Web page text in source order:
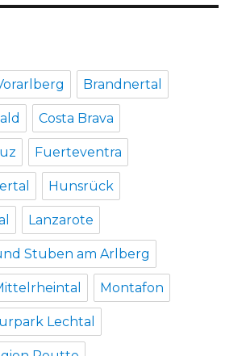
Brandnertal
Costa Brava
Fuerteventra
Hunsrück
Lanzarote
Stuben am Arlberg
Montafon
Lechtal